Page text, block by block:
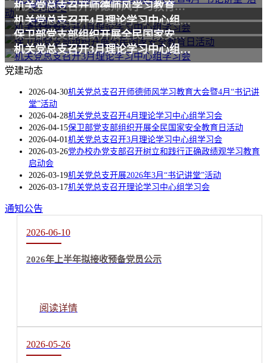
学习园地
群团工作
机关党总支召开师德师风学习教育大会暨4月“书记讲堂”活动
机关党总支召开4月理论学习中心组学习会
保卫部党支部组织开展全民国家安全教育日活动
机关党总支召开3月理论学习中心组学习会
党建动态
2026-04-30机关党总支召开师德师风学习教育大会暨4月“书记讲
堂”活动
2026-04-28机关党总支召开4月理论学习中心组学习会
2026-04-15保卫部党支部组织开展全民国家安全教育日活动
2026-04-01机关党总支召开3月理论学习中心组学习会
2026-03-26党办校办党支部召开树立和践行正确政绩观学习教育
启动会
2026-03-19机关党总支开展2026年3月“书记讲堂”活动
2026-03-17机关党总支召开理论学习中心组学习会
通知公告
2026-06-10
2026年上半年拟接收预备党员公示
阅读详情
2026-05-26